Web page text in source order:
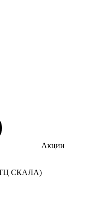
Акции
(ТЦ СКАЛА)